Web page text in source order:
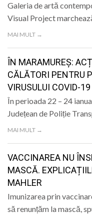
Galeria de artă
Visual Project
MAI MULT →
ÎN MARAMUREȘ:
CĂLĂTORI PENTRU
VIRUSULUI COVID-19
În perioada 22 – 24
Județean de Poliție
MAI MULT →
VACCINAREA NU
MASCĂ.
MAHLER
Imunizarea prin
să renunțăm la mască,